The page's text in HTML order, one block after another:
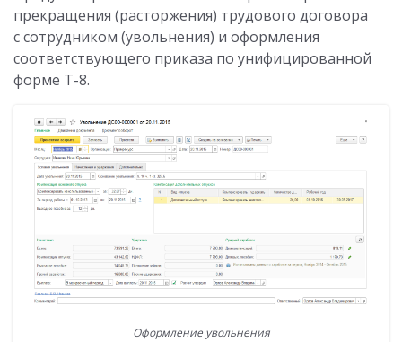
прекращения (расторжения) трудового договора
с сотрудником (увольнения) и оформления
соответствующего приказа по унифицированной
форме Т-8.
Оформление увольнения